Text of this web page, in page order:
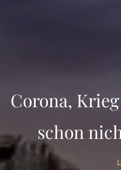
Corona,
schon